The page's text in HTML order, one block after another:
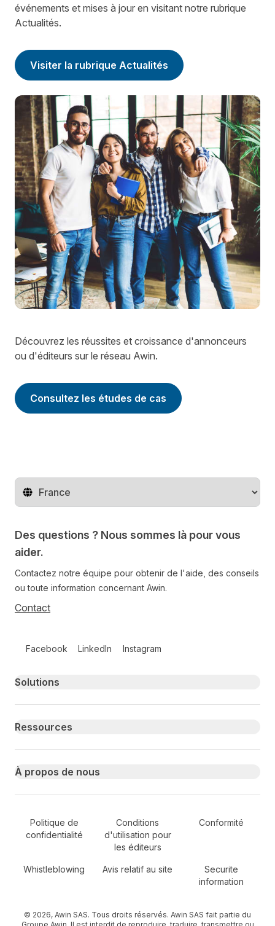
événements et mises à jour en visitant notre rubrique
Actualités.
Visiter la rubrique Actualités
Découvrez les réussites et croissance d'annonceurs
ou d'éditeurs sur le réseau Awin.
Consultez les études de cas
Changer de pays
Des questions ? Nous sommes là pour vous
aider.
Contactez notre équipe pour obtenir de l'aide, des conseils
ou toute information concernant Awin.
Contact
Facebook LinkedIn Instagram
Primary footer navigation
Solutions
Ressources
À propos de nous
Secondary Footer Navigation
Politique de
confidentialité
Conditions
d'utilisation pour
les éditeurs
Conformité
Whistleblowing Avis relatif au site
Securite
information
© 2026, Awin SAS. Tous droits réservés. Awin SAS fait partie du